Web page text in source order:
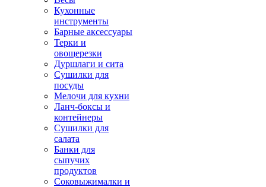
Кухонные
инструменты
Барные аксессуары
Терки и
овощерезки
Дуршлаги и сита
Сушилки для
посуды
Мелочи для кухни
Ланч-боксы и
контейнеры
Сушилки для
салата
Банки для
сыпучих
продуктов
Соковыжималки и